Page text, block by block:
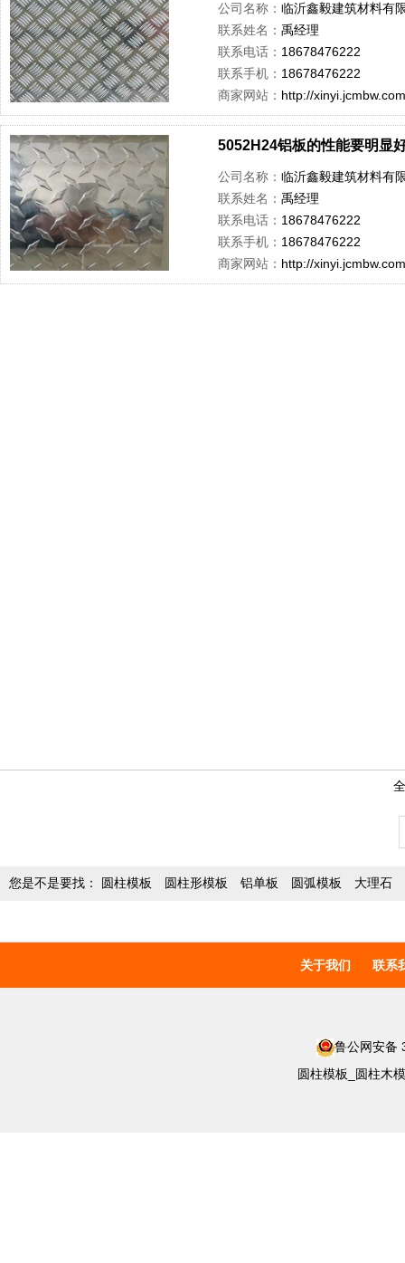
公司名称： 临沂鑫毅建筑材料有
联系姓名： 禹经理
联系电话： 18678476222
联系手机： 18678476222
商家网站： http://xinyi.jcmbw.com
5052H24铝板的性能要明显
公司名称： 临沂鑫毅建筑材料有
联系姓名： 禹经理
联系电话： 18678476222
联系手机： 18678476222
商家网站： http://xinyi.jcmbw.com
您是不是要找： 圆柱模板 圆柱形模板 铝单板 圆弧模板 大理石
关于我们 联系
鲁公网安备
圆柱模板_圆柱木